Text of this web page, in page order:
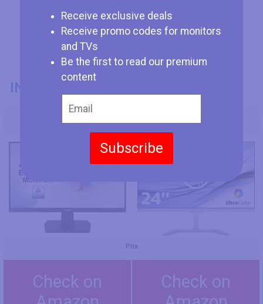
Receive exclusive deals
Receive promo codes for monitors
and TVs
Be the first to read our premium
content
Subscribe
INFORMATIONS GÉNÉRALES
Asus VA24EHE
Philips 246E7QDSW
Prix
Check on
Check on